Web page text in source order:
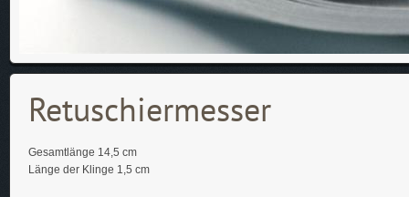
Retuschiermesser
Gesamtlänge 14,5 cm
Länge der Klinge 1,5 cm